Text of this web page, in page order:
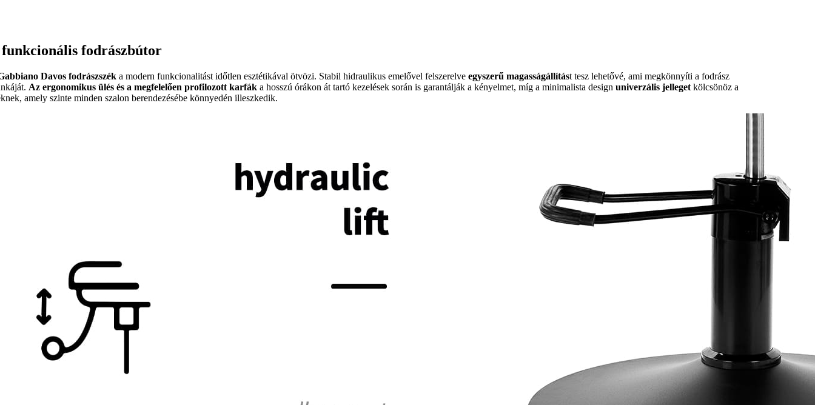
fodrászbútor
Davos fodrászszék a modern funkcionalitást időtlen esztétikával ötvözi. Stabil hidraulikus emelővel felszerelveegyszerű magasságállítást tesz lehetővé, ami megkönnyíti a fodrász
Az ergonomikus ülés és a megfelelően profilozott karfáka hosszú órákon át tartó kezelések során is garantálják a kényelmet, míg a minimalista designuniverzális jelleget kölcsönöz a
amely szinte minden szalon berendezésébe könnyedén illeszkedik.